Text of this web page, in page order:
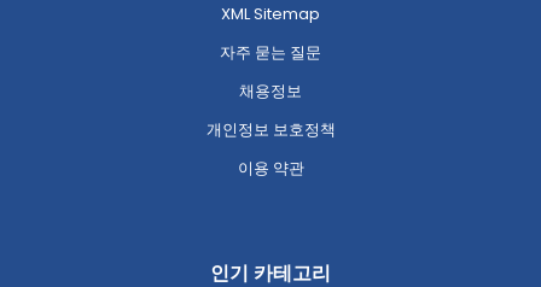
XML Sitemap
자주 묻는 질문
채용정보
개인정보 보호정책
이용 약관
인기 카테고리